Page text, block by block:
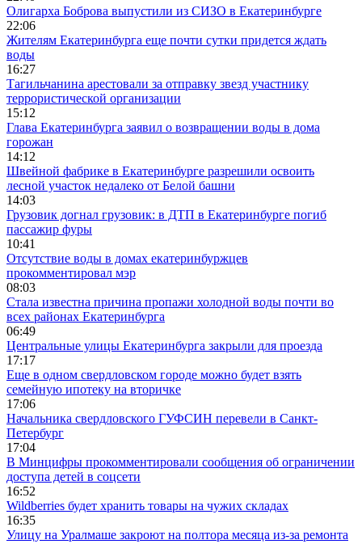
Олигарха Боброва выпустили из СИЗО в Екатеринбурге
22:06
Жителям Екатеринбурга еще почти сутки придется ждать
воды
16:27
Тагильчанина арестовали за отправку звезд участнику
террористической организации
15:12
Глава Екатеринбурга заявил о возвращении воды в дома
горожан
14:12
Швейной фабрике в Екатеринбурге разрешили освоить
лесной участок недалеко от Белой башни
14:03
Грузовик догнал грузовик: в ДТП в Екатеринбурге погиб
пассажир фуры
10:41
Отсутствие воды в домах екатеринбуржцев
прокомментировал мэр
08:03
Стала известна причина пропажи холодной воды почти во
всех районах Екатеринбурга
06:49
Центральные улицы Екатеринбурга закрыли для проезда
17:17
Еще в одном свердловском городе можно будет взять
семейную ипотеку на вторичке
17:06
Начальника свердловского ГУФСИН перевели в Санкт-
Петербург
17:04
В Минцифры прокомментировали сообщения об ограничении
доступа детей в соцсети
16:52
Wildberries будет хранить товары на чужих складах
16:35
Улицу на Уралмаше закроют на полтора месяца из-за ремонта